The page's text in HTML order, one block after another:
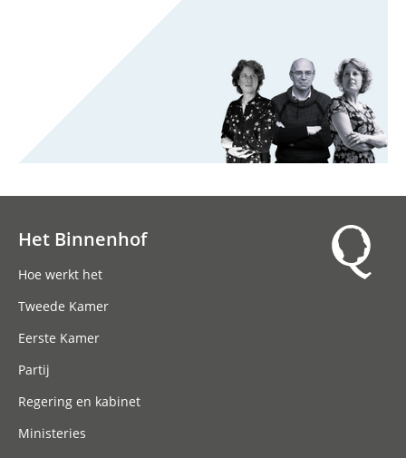
Het Binnenhof
Hoe werkt het
Tweede Kamer
Eerste Kamer
Partij
Regering en kabinet
Ministeries